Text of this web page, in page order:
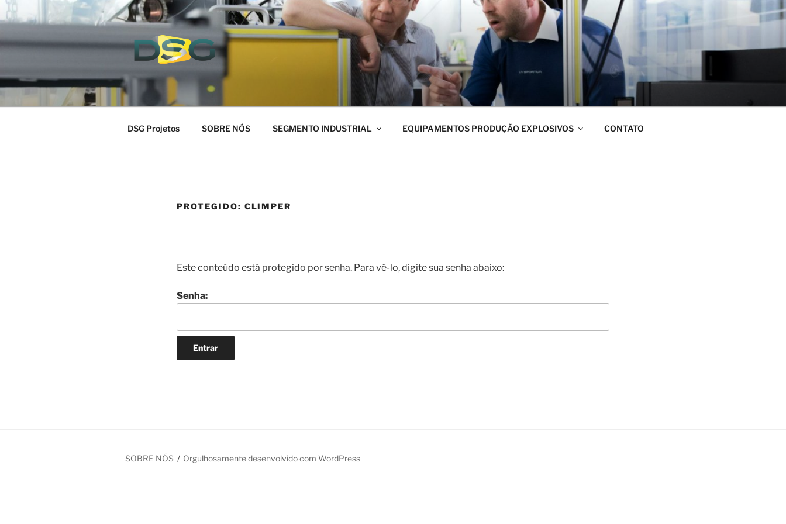
Pular
para
conteúdo
Fabricante de Maquinas e Equipamentos
DSG Projetos SOBRE NÓS SEGMENTO INDUSTRIAL EQUIPAMENTOS PRODUÇÃO EXPLOSIVOS CONTATO
PROTEGIDO: CLIMPER
Este conteúdo está protegido por senha. Para vê-lo, digite sua senha abaixo:
Senha:
SOBRE NÓS Orgulhosamente desenvolvido com WordPress